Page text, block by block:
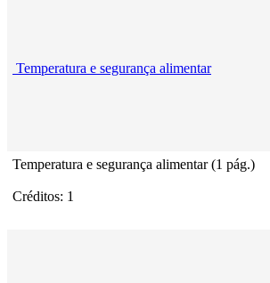
Temperatura e segurança alimentar
Temperatura e segurança alimentar (1 pág.)
Créditos: 1